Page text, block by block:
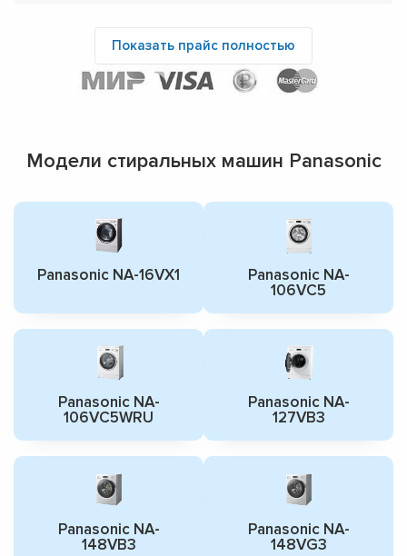
Показать прайс полностью
Модели стиральных машин Panasonic
Panasonic NA-16VX1
Panasonic NA-
106VC5
Panasonic NA-
106VC5WRU
Panasonic NA-
127VB3
Panasonic NA-
148VB3
Panasonic NA-
148VG3